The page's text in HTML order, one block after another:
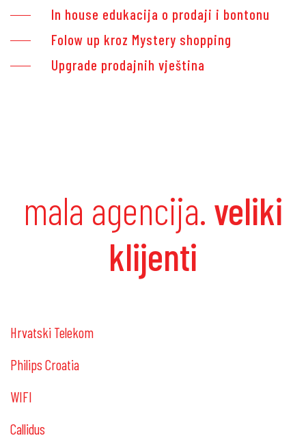
In house edukacija o prodaji i bontonu
Folow up kroz Mystery shopping
Upgrade prodajnih vještina
mala agencija. veliki
klijenti
Hrvatski Telekom
Philips Croatia
WIFI
Callidus